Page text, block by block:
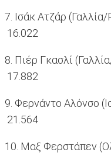
7. Ισάκ Ατζάρ
16.022
8. Πιέρ Γκασλί
17.882
9. Φερνάντο
21.564
10. Μαξ